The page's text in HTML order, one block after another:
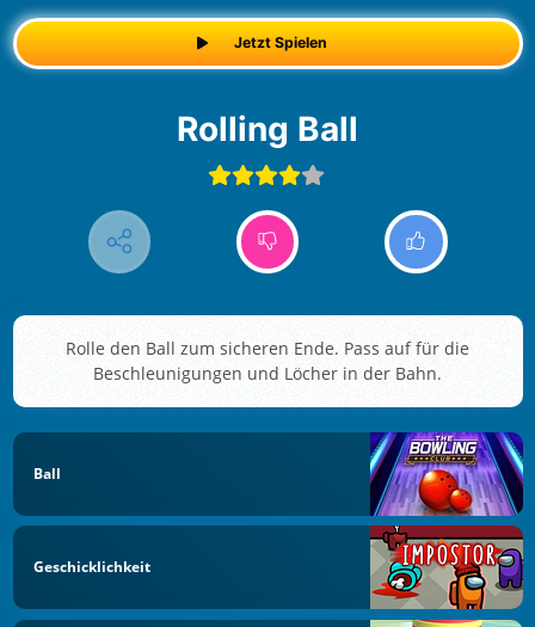
Jetzt Spielen
Rolling Ball
Rolle den Ball zum sicheren Ende. Pass auf für die
Beschleunigungen und Löcher in der Bahn.
Ball
Geschicklichkeit